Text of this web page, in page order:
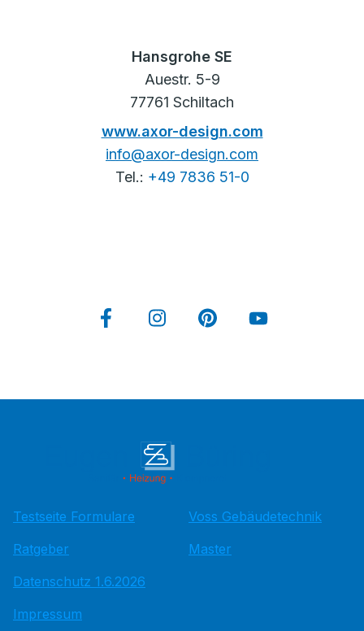
Hansgrohe SE
Auestr. 5-9
77761 Schiltach
www.axor-design.com
info@axor-design.com
Tel.: +49 7836 51-0
Testseite Formulare
Ratgeber
Datenschutz 1.6.2026
Impressum
Voss Gebäudetechnik
Master